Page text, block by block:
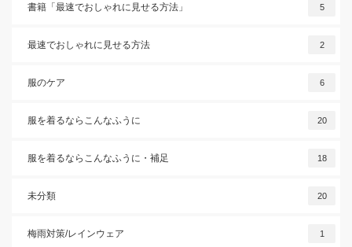
書籍「最速でおしゃれに見せる方法」 5
最速でおしゃれに見せる方法 2
服のケア 6
服を着るならこんなふうに 20
服を着るならこんなふうに・補足 18
未分類 20
梅雨対策/レインウェア 1